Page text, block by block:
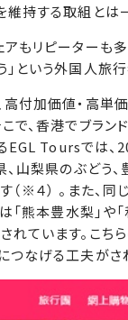
持する取組とは
もリピーターも
という外国人旅
付加価値・高単
で、香港でブラ
EGL Toursでは、
、山梨県のぶど
※４） 。また、
は「熊本豊水梨」
ています。こち
なげる工夫がさ